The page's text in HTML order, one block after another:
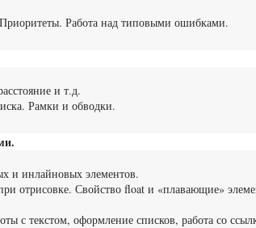
Работа над типовыми ошибками.
и т.д.
Рамки и обводки.
и инлайновых элементов.
отрисовке. Свойство float и «плавающие»
с текстом, оформление списков, работа со